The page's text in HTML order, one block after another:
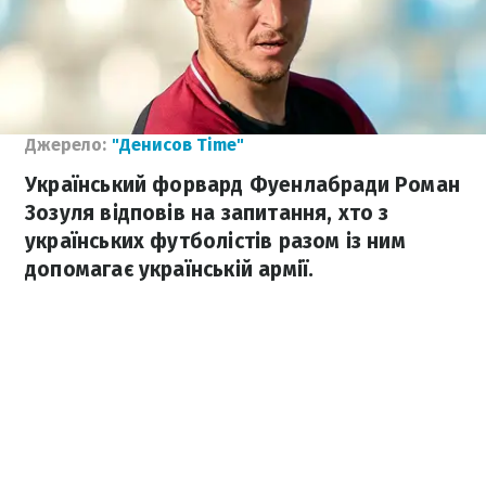
Джерело: "Денисов Time"
Український форвард Фуенлабради Роман
Зозуля відповів на запитання, хто з
українських футболістів разом із ним
допомагає українській армії.